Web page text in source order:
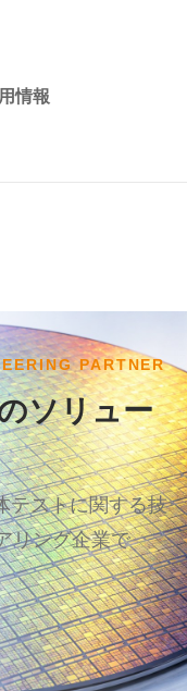
情報
PARTNER
ソリュー
テストに関する技
リング企業で